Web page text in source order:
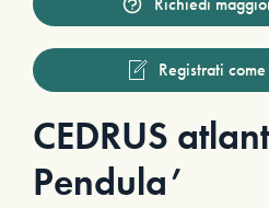
Registrati
CEDRUS
Pendula’